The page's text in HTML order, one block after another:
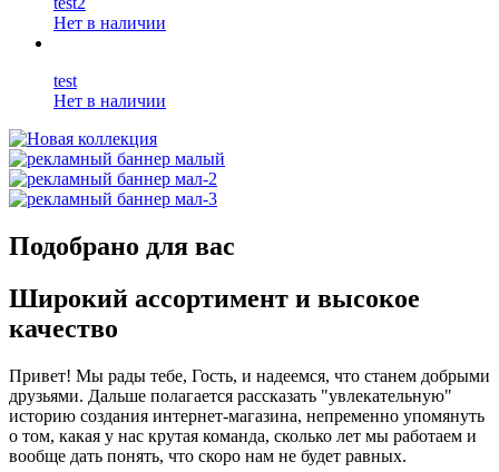
Нет в наличии
test
Нет в наличии
Подобрано для вас
Широкий ассортимент и высокое
качество
Привет! Мы рады тебе, Гость, и надеемся, что станем добрыми
друзьями. Дальше полагается рассказать "увлекательную"
историю создания интернет-магазина, непременно упомянуть
о том, какая у нас крутая команда, сколько лет мы работаем и
вообще дать понять, что скоро нам не будет равных.